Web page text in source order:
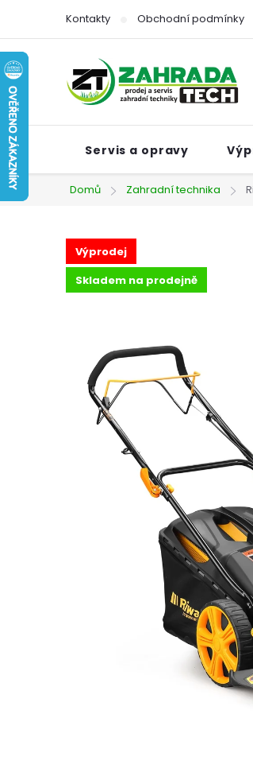
obsah
Kontakty Obchodní podmínky
Servis a opravy
Domů Zahradní technika
Výprodej
Skladem na prodejně